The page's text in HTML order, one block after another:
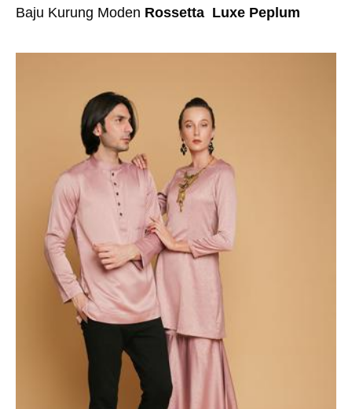
Baju Kurung Moden Rossetta Luxe Peplum